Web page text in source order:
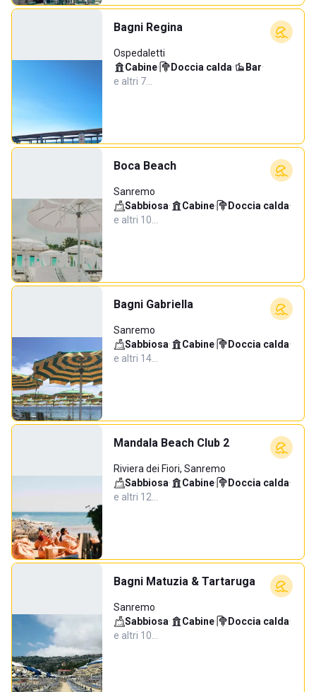
Bagni Regina
Ospedaletti
Cabine· Doccia calda· Bar·
e altri 7…
Boca Beach
Sanremo
Sabbiosa· Cabine· Doccia calda·
e altri 10…
Bagni Gabriella
Sanremo
Sabbiosa· Cabine· Doccia calda·
e altri 14…
Mandala Beach Club 2
Riviera dei Fiori, Sanremo
Sabbiosa· Cabine· Doccia calda·
e altri 12…
Bagni Matuzia & Tartaruga
Sanremo
Sabbiosa· Cabine· Doccia calda·
e altri 10…